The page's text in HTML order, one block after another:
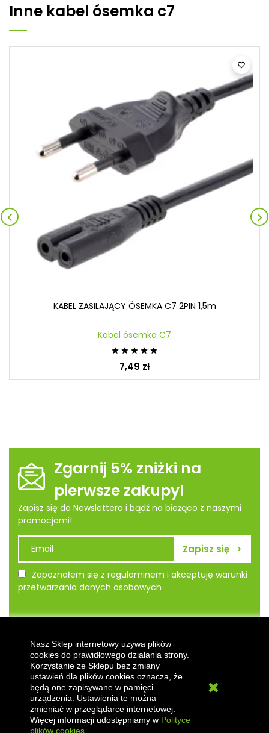
Inne kabel ósemka c7


KABEL ZASILAJĄCY ÓSEMKA C7 2PIN 1,5m
Kabel ósemka C7
    
7,49 zł

Zgarnij 5% zniżki na
pierwsze zakupy!
Zapisz się do Newslettera i bądź na bieżąco z naszymi
promocjami!
Zapoznałem się z regulaminem i akceptuję warunki
przetwarzania danych osobowych
Informacje
Nasza firma
Zakupy
Clevermet
Nasz Sklep internetowy używa plików
cookies do prawidłowego działania strony.
Korzystanie ze Sklepu bez zmiany
ustawień dla plików cookies oznacza, że
będą one zapisywane w pamięci
urządzenia. Ustawienia te można
zmieniać w przeglądarce internetowej.
Więcej informacji udostępniamy w Polityce
plików cookies